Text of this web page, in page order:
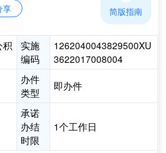
享
积
实施
编码
1262040043829500XU
3622017008004
办件
类型
即办件
承诺
办结
时限
1个工作日
简版指南